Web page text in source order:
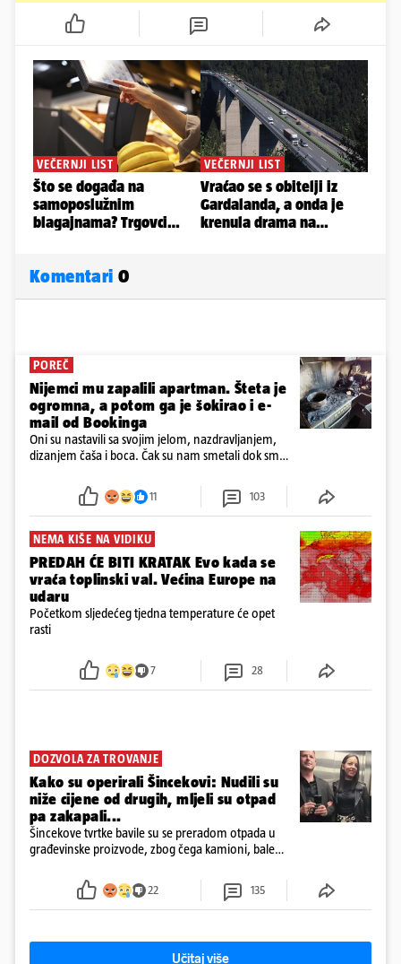
Komentari 0
POREČ
Nijemci mu zapalili apartman. Šteta je
ogromna, a potom ga je šokirao i e-
mail od Bookinga
Oni su nastavili sa svojim jelom, nazdravljanjem,
dizanjem čaša i boca. Čak su nam smetali dok smo
požar, rekao je vlasnik
11 103
NEMA KIŠE NA VIDIKU
PREDAH ĆE BITI KRATAK Evo kada se
vraća toplinski val. Većina Europe na
udaru
Početkom sljedećeg tjedna temperature će opet
rasti
7 28
DOZVOLA ZA TROVANJE
Kako su operirali Šincekovi: Nudili su
niže cijene od drugih, mljeli su otpad
pa zakapali...
Šincekove tvrtke bavile su se preradom otpada u
građevinske proizvode, zbog čega kamioni, bale
22 135
Učitaj više